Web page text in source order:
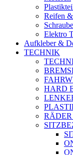
Reifen
Elektro
Aufkleber &
TECHNIK
HARD